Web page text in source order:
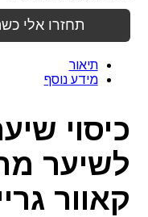
תיאור
מידע נוסף
כיסוי
לשיער
קאוור